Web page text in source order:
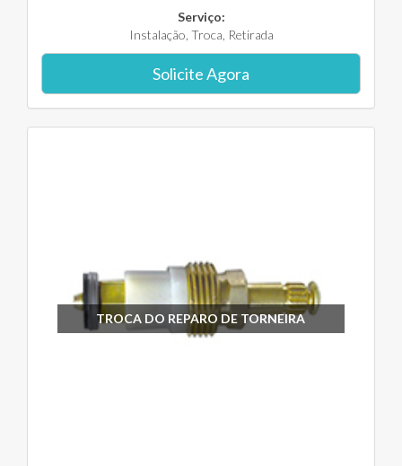
Serviço:
Instalação, Troca, Retirada
Solicite Agora
TROCA DO REPARO DE TORNEIRA